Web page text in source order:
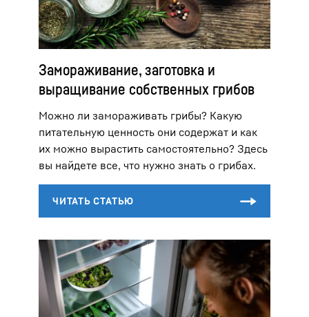
Замораживание, заготовка и
выращивание собственных грибов
Можно ли замораживать грибы? Какую
питательную ценность они содержат и как
их можно вырастить самостоятельно? Здесь
вы найдете все, что нужно знать о грибах.